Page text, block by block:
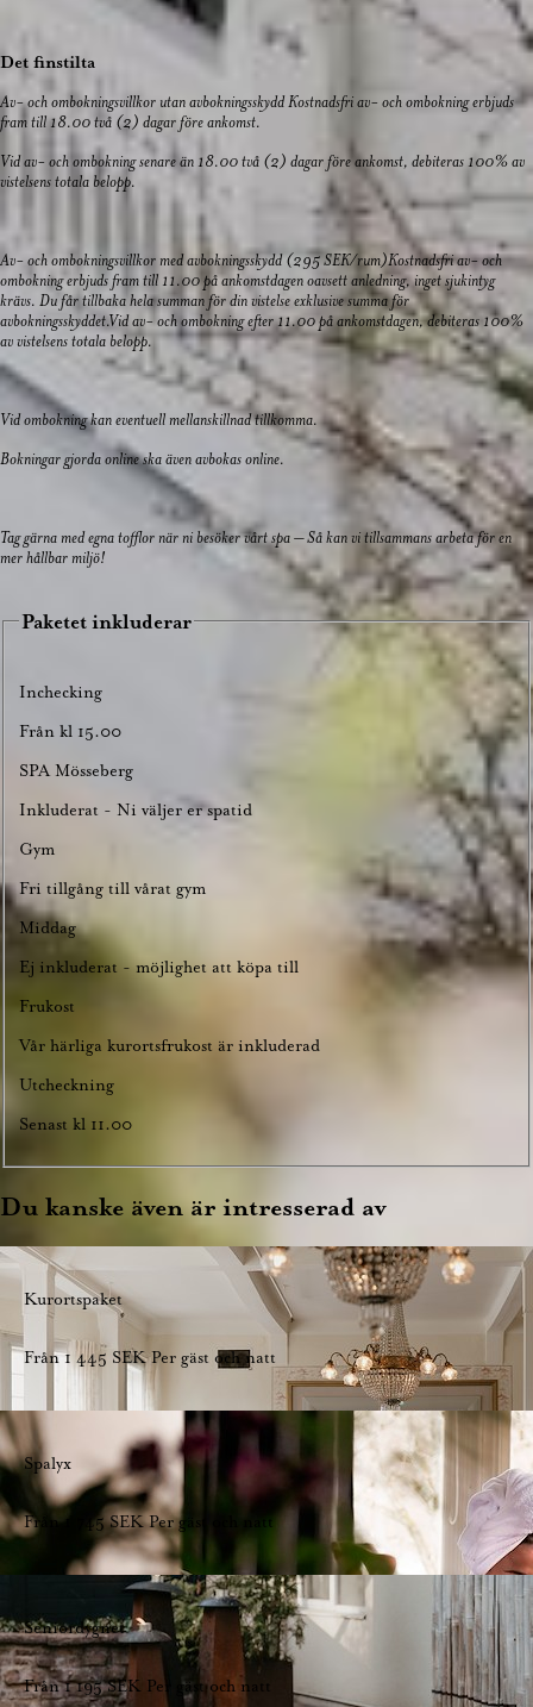
Det finstilta
Av- och ombokningsvillkor utan avbokningsskydd Kostnadsfri av- och ombokning erbjuds
fram till 18.00 två (2) dagar före ankomst.
Vid av- och ombokning senare än 18.00 två (2) dagar före ankomst, debiteras 100% av
vistelsens totala belopp.
Av- och ombokningsvillkor med avbokningsskydd (295 SEK/rum)Kostnadsfri av- och
ombokning erbjuds fram till 11.00 på ankomstdagen oavsett anledning, inget sjukintyg
krävs. Du får tillbaka hela summan för din vistelse exklusive summa för
avbokningsskyddet.Vid av- och ombokning efter 11.00 på ankomstdagen, debiteras 100%
av vistelsens totala belopp.
Vid ombokning kan eventuell mellanskillnad tillkomma.
Bokningar gjorda online ska även avbokas online.
Tag gärna med egna tofflor när ni besöker vårt spa – Så kan vi tillsammans arbeta för en
mer hållbar miljö!
Paketet inkluderar
Inchecking
Från kl 15.00
SPA Mösseberg
Inkluderat - Ni väljer er spatid
Gym
Fri tillgång till vårat gym
Middag
Ej inkluderat - möjlighet att köpa till
Frukost
Vår härliga kurortsfrukost är inkluderad
Utcheckning
Senast kl 11.00
Du kanske även är intresserad av
Kurortspaket
Från 1 445 SEK Per gäst och natt
Spalyx
Från 1 745 SEK Per gäst och natt
Seniordygnet
Från 1 195 SEK Per gäst och natt